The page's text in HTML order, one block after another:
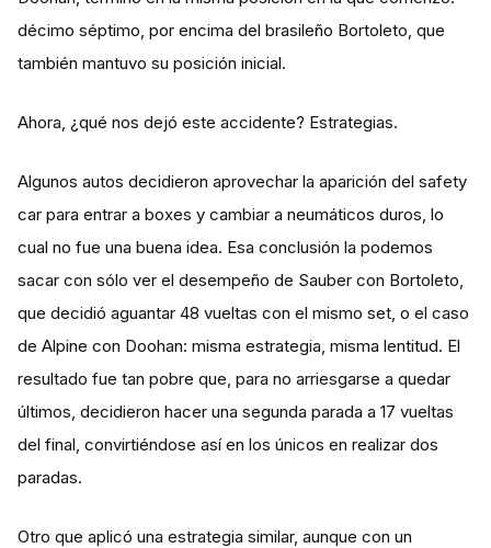
décimo séptimo, por encima del brasileño Bortoleto, que
también mantuvo su posición inicial.
Ahora, ¿qué nos dejó este accidente? Estrategias.
Algunos autos decidieron aprovechar la aparición del safety
car para entrar a boxes y cambiar a neumáticos duros, lo
cual no fue una buena idea. Esa conclusión la podemos
sacar con sólo ver el desempeño de Sauber con Bortoleto,
que decidió aguantar 48 vueltas con el mismo set, o el caso
de Alpine con Doohan: misma estrategia, misma lentitud. El
resultado fue tan pobre que, para no arriesgarse a quedar
últimos, decidieron hacer una segunda parada a 17 vueltas
del final, convirtiéndose así en los únicos en realizar dos
paradas.
Otro que aplicó una estrategia similar, aunque con un